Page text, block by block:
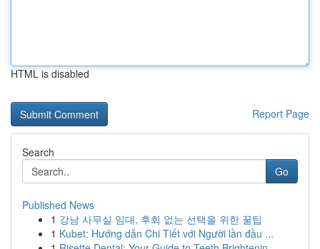
HTML is disabled
Report Page
Search
Go
Published News
1 강남 사무실 임대, 후회 없는 선택을 위한 꿀팁
1 Kubet: Hướng dẫn Chi Tiết với Người lần đầu ...